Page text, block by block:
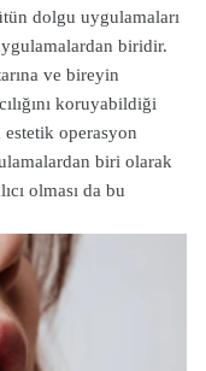
dolgu uygulamaları
biridir.
ve bireyin
koruyabildiği
operasyon
biri olarak
olması da bu